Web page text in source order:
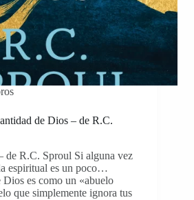
de Dios – de R.C.
de R.C. Sproul Si alguna vez
espiritual es un poco…
Dios es como un «abuelo
que simplemente ignora tus